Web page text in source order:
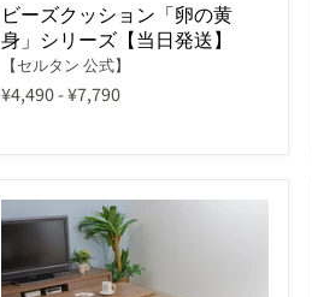
ビーズクッション「卵の黄
身」シリーズ【当日発送】
【セルタン 公式】
¥4,490-¥7,790